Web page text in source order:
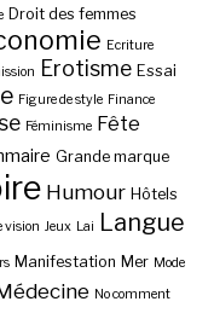
Droit des femmes
Ecriture
Erotisme Essai
Figure de style Finance
Féminisme Fête
Grande marque
Humour Hôtels
vision Jeux Lai Langue
Manifestation Mer Mode
No comment